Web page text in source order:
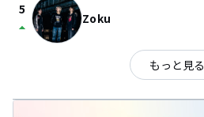
5
arrow_drop_up Zoku
もっと見る